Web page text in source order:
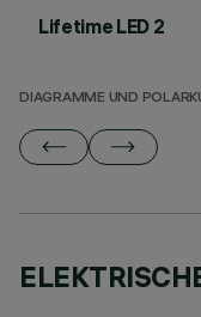
Lifetime LED 2
DIAGRAMME UND